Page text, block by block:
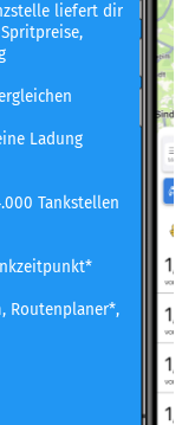
liefert dir
Ladung
Tankstellen
Routenplaner*,